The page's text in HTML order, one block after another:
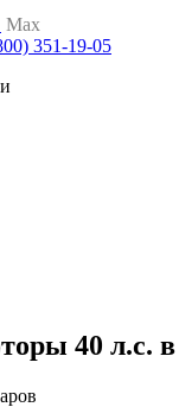
Max
351-19-05
40 л.с.